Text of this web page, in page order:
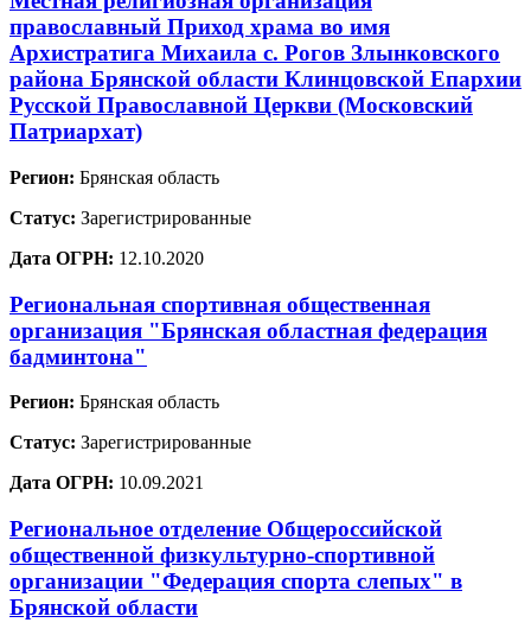
православный Приход храма во имя
Архистратига Михаила с. Рогов Злынковского
района Брянской области Клинцовской Епархии
Русской Православной Церкви (Московский
Патриархат)
Регион: Брянская область
Статус: Зарегистрированные
Дата ОГРН: 12.10.2020
Региональная спортивная общественная
организация "Брянская областная федерация
бадминтона"
Регион: Брянская область
Статус: Зарегистрированные
Дата ОГРН: 10.09.2021
Региональное отделение Общероссийской
общественной физкультурно-спортивной
организации "Федерация спорта слепых" в
Брянской области